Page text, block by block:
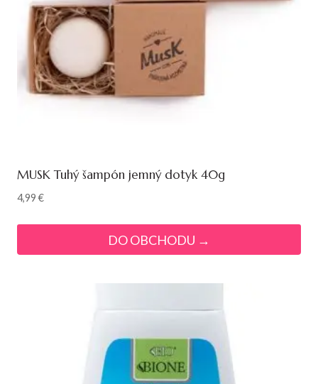
MUSK Tuhý šampón jemný dotyk 40g
4,99€
DO OBCHODU →